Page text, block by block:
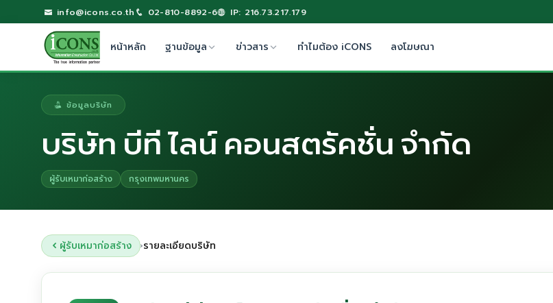
info@icons.co.th 02-810-8892-6 IP: 216.73.217.179
หน้าหลัก ฐานข้อมูล ข่าวสาร ทำไมต้อง iCONS ลงโฆษณา
ข้อมูลบริษัท
บริษัท บีที ไลน์ คอนสตรัคชั่น จำกัด
ผู้รับเหมาก่อสร้าง กรุงเทพมหานคร
ผู้รับเหมาก่อสร้าง ›รายละเอียดบริษัท